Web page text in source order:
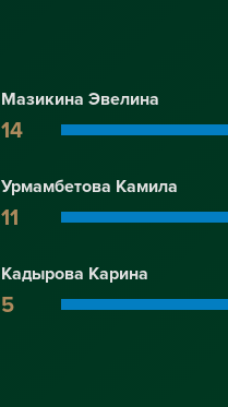
Мазикина Эвелина
14
Урмамбетова Камила
11
Кадырова Карина
5